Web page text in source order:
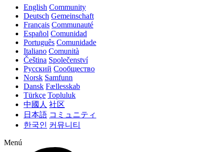
English Community
Deutsch Gemeinschaft
Français Communauté
Español Comunidad
Português Comunidade
Italiano Comunità
Čeština Společenství
Русский Сообщество
Norsk Samfunn
Dansk Fællesskab
Türkçe Topluluk
中國人 社区
日本語 コミュニティ
한국인 커뮤니티
Menú